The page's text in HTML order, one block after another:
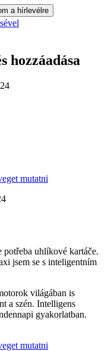
hozzáadása
mutatni
uhlíkové kartáče.
jsem se s inteligentním
világában is
a szén. Intelligens
gyakorlatban.
mutatni